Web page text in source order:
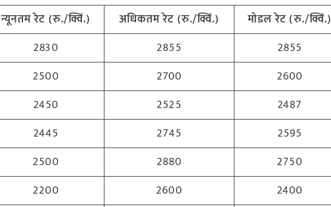
न्यूनतम रेट (रु./क्विं.) अधिकतम रेट (रु./क्विं.)
मोडल रेट (रु./क्विं.)
2830 2855
2855
2500 2700
2600
2450 2525
2487
2445 2745
2595
2500 2880
2750
2200 2600
2400